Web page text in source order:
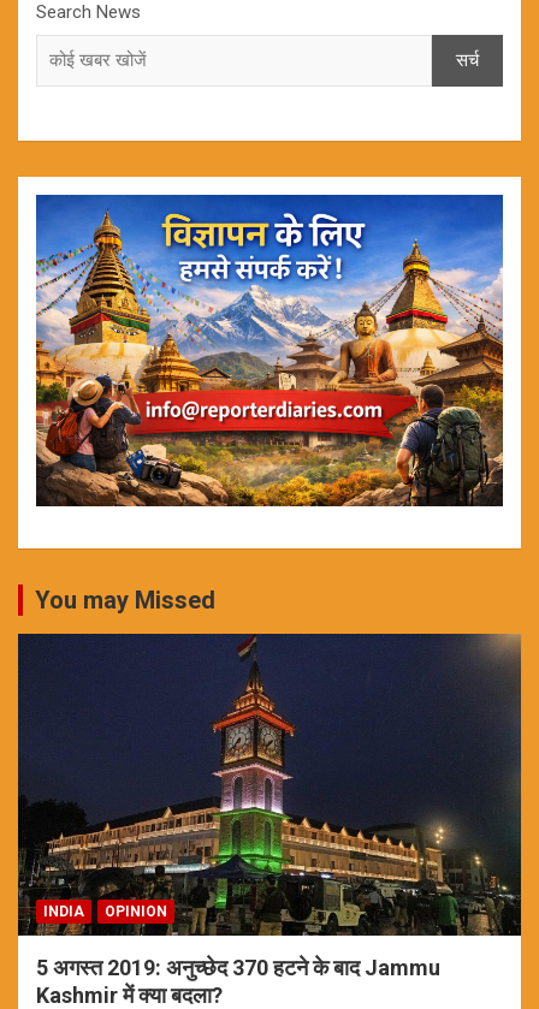
Search News
सर्च
You may Missed
INDIA OPINION
5 अगस्त 2019: अनुच्छेद 370 हटने के बाद Jammu
Kashmir में क्या बदला?